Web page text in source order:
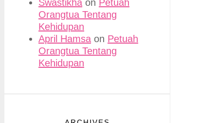
Swastikha on Petuah
Orangtua Tentang
Kehidupan
April Hamsa on Petuah
Orangtua Tentang
Kehidupan